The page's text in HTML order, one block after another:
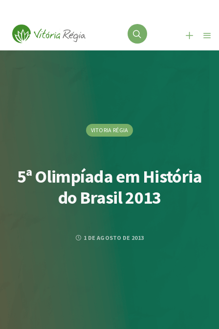
VITORIA RÉGIA
5ª Olimpíada em História
do Brasil 2013
1 DE AGOSTO DE 2013